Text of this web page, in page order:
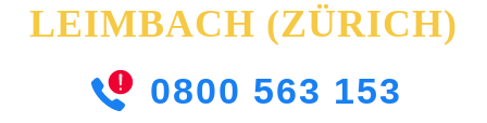
LEIMBACH (ZÜRICH)
0800 563 153